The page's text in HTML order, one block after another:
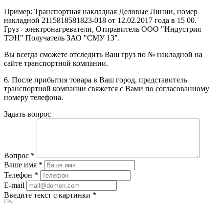
Пример: Транспортная накладная Деловые Линии, номер
накладной 2115818581823-018 от 12.02.2017 года в 15 00.
Груз - электронагреватели, Отправитель ООО "Индустрия
ТЭН" Получатель ЗАО "СМУ 13".
Вы всегда сможете отследить Ваш груз по № накладной на
сайте транспортной компании.
6. После прибытия товара в Ваш город, представитель
транспортной компании свяжется с Вами по согласованному
номеру телефона.
Задать вопрос
Вопрос *
Ваше имя *
Телефон *
E-mail
Введите текст с картинки *